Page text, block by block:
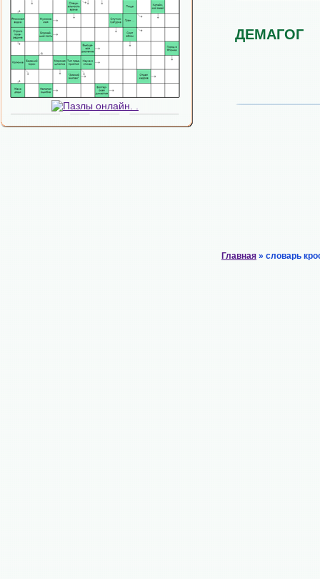
ДЕМАГОГ
Главная » словарь